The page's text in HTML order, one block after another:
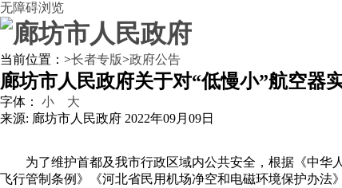
无障碍浏览
当前位置： >长者专版>政府公告
廊坊市人民政府关于对“低慢小”航空器
字体： 小
大
来源: 廊坊市人民政府 2022年09月09日
为了维护首都及我市行政区域内公共安全，根据《中
飞行管制条例》《河北省民用机场净空和电磁环境保护办法